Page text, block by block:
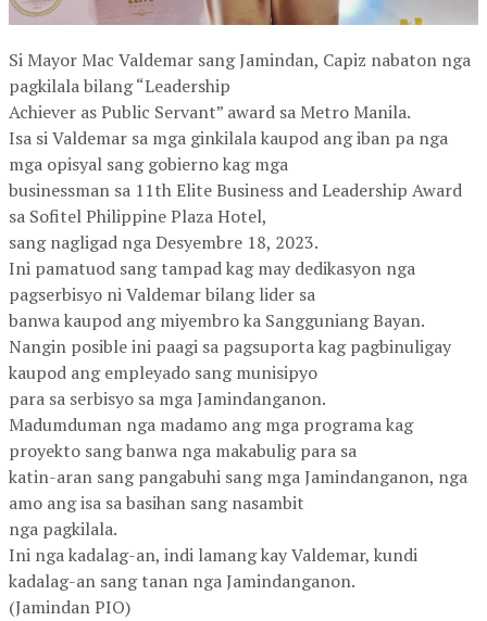
Si Mayor Mac Valdemar sang Jamindan, Capiz nabaton nga
pagkilala bilang “Leadership
Achiever as Public Servant” award sa Metro Manila.
Isa si Valdemar sa mga ginkilala kaupod ang iban pa nga
mga opisyal sang gobierno kag mga
businessman sa 11th Elite Business and Leadership Award
sa Sofitel Philippine Plaza Hotel,
sang nagligad nga Desyembre 18, 2023.
Ini pamatuod sang tampad kag may dedikasyon nga
pagserbisyo ni Valdemar bilang lider sa
banwa kaupod ang miyembro ka Sangguniang Bayan.
Nangin posible ini paagi sa pagsuporta kag pagbinuligay
kaupod ang empleyado sang munisipyo
para sa serbisyo sa mga Jamindanganon.
Madumduman nga madamo ang mga programa kag
proyekto sang banwa nga makabulig para sa
katin-aran sang pangabuhi sang mga Jamindanganon, nga
amo ang isa sa basihan sang nasambit
nga pagkilala.
Ini nga kadalag-an, indi lamang kay Valdemar, kundi
kadalag-an sang tanan nga Jamindanganon.
(Jamindan PIO)